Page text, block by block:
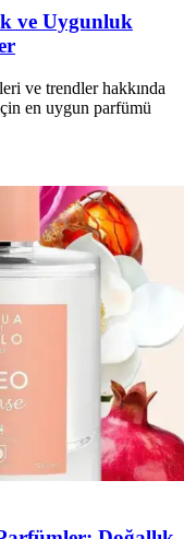
ve Uygunluk
ve trendler hakkında
en uygun parfümü